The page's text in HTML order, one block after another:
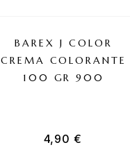
BAREX J COLOR
CREMA COLORANTE
100 GR 900
4,90 €